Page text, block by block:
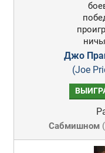
Джо
(Joe
Сабмишном(